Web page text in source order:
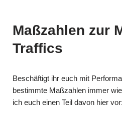
Maßzahlen zur
Traffics
Beschäftigt ihr euch mit
bestimmte Maßzahlen immer
ich euch einen Teil davon hier vor: